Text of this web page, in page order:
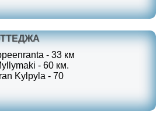
- 33 км
- 60 км.
Kylpyla - 70